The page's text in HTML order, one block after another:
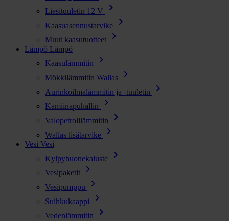
Liesituuletin 12 V chevron_right
Kaasuasennustarvike chevron_right
Muut kaasutuotteet chevron_right
Lämpö Lämpö
Kaasulämmitin
chevron_right
Mökkilämmitin Wallas chevron_right
Aurinkoilmalämmitin ja -tuuletin chevron_right
Kamiinapuhallin chevron_right
Valopetrolilämmitin chevron_right
Wallas lisätarvike chevron_right
Vesi Vesi
Kylpyhuonekaluste
chevron_right
Vesipaketit chevron_right
Vesipumppu chevron_right
Suihkukaappi chevron_right
Vedenlämmitin chevron_right